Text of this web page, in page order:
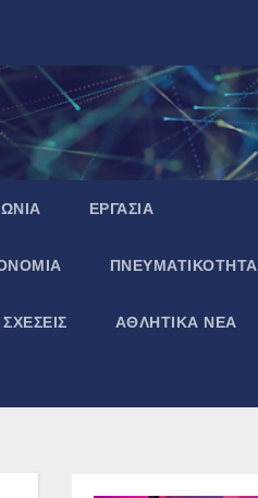
ΕΡΓΑΣΙΑ
ΠΝΕΥΜΑΤΙΚΌΤΗΤΑ
ΣΧΕΣΕΙΣ ΑΘΛΗΤΙΚΑ ΝΕΑ